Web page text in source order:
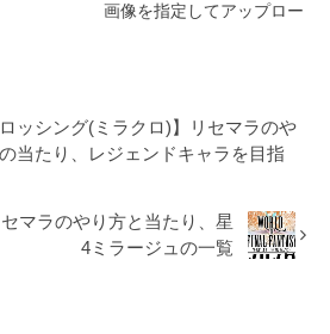
画像を指定してアップロー
ロッシング(ミラクロ)】リセマラのや
当たり、レジェンドキャラを目指
マラのやり方と当たり、星
4ミラージュの一覧